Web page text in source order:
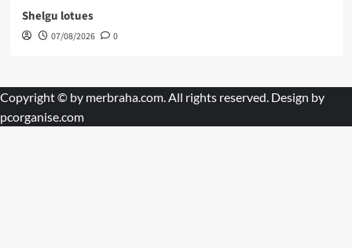
Shelgu lotues
07/08/2026 0
Copyright © by merbraha.com. All rights reserved. Design by
pcorganise.com